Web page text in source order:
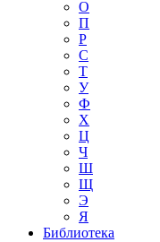
О
П
Р
С
Т
У
Ф
Х
Ц
Ч
Ш
Щ
Э
Я
Библиотека